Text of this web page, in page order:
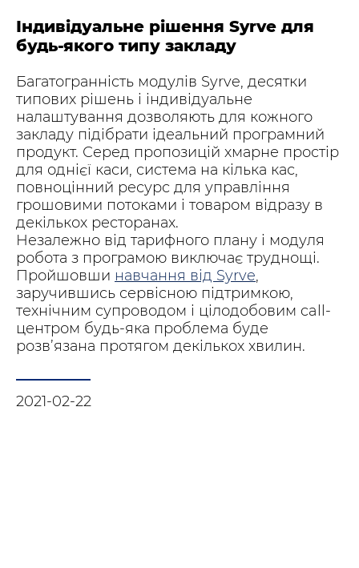
Індивідуальне рішення Syrve для
будь-якого типу закладу
Багатогранність модулів Syrve, десятки
типових рішень і індивідуальне
налаштування дозволяють для кожного
закладу підібрати ідеальний програмний
продукт. Серед пропозицій хмарне простір
для однієї каси, система на кілька кас,
повноцінний ресурс для управління
грошовими потоками і товаром відразу в
декількох ресторанах.
Незалежно від тарифного плану і модуля
робота з програмою виключає труднощі.
Пройшовши навчання від Syrve,
заручившись сервісною підтримкою,
технічним супроводом і цілодобовим call-
центром будь-яка проблема буде
розв’язана протягом декількох хвилин.
2021-02-22